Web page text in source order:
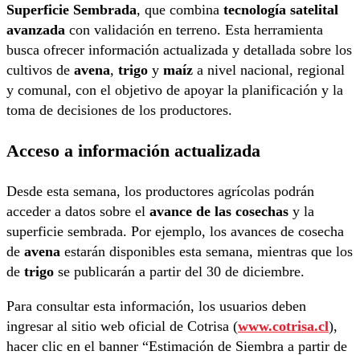
Superficie Sembrada, que combina tecnología satelital
avanzada con validación en terreno. Esta herramienta
busca ofrecer información actualizada y detallada sobre los
cultivos de avena, trigo y maíz a nivel nacional, regional
y comunal, con el objetivo de apoyar la planificación y la
toma de decisiones de los productores.
Acceso a información actualizada
Desde esta semana, los productores agrícolas podrán
acceder a datos sobre el avance de las cosechas y la
superficie sembrada. Por ejemplo, los avances de cosecha
de avena estarán disponibles esta semana, mientras que los
de trigo se publicarán a partir del 30 de diciembre.
Para consultar esta información, los usuarios deben
ingresar al sitio web oficial de Cotrisa (www.cotrisa.cl),
hacer clic en el banner “Estimación de Siembra a partir de